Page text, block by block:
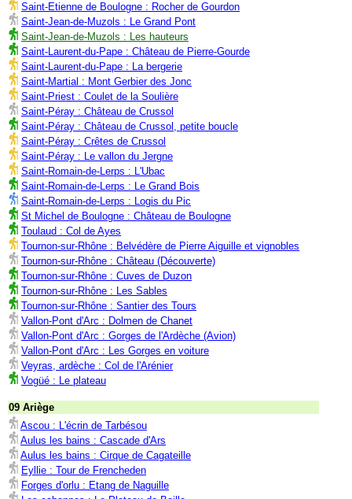
Saint-Etienne de Boulogne : Rocher de Gourdon
Saint-Jean-de-Muzols : Le Grand Pont
Saint-Jean-de-Muzols : Les hauteurs
Saint-Laurent-du-Pape : Château de Pierre-Gourde
Saint-Laurent-du-Pape : La bergerie
Saint-Martial : Mont Gerbier des Jonc
Saint-Priest : Coulet de la Soulière
Saint-Péray : Château de Crussol
Saint-Péray : Château de Crussol, petite boucle
Saint-Péray : Crêtes de Crussol
Saint-Péray : Le vallon du Jergne
Saint-Romain-de-Lerps : L'Ubac
Saint-Romain-de-Lerps : Le Grand Bois
Saint-Romain-de-Lerps : Logis du Pic
St Michel de Boulogne : Château de Boulogne
Toulaud : Col de Ayes
Tournon-sur-Rhône : Belvédère de Pierre Aiguille et vignobles
Tournon-sur-Rhône : Château (Découverte)
Tournon-sur-Rhône : Cuves de Duzon
Tournon-sur-Rhône : Les Sables
Tournon-sur-Rhône : Santier des Tours
Vallon-Pont d'Arc : Dolmen de Chanet
Vallon-Pont d'Arc : Gorges de l'Ardèche (Avion)
Vallon-Pont d'Arc : Les Gorges en voiture
Veyras, ardèche : Col de l'Arénier
Vogüé : Le plateau
09 Ariège
Ascou : L'écrin de Tarbésou
Aulus les bains : Cascade d'Ars
Aulus les bains : Cirque de Cagateille
Eyllie : Tour de Frencheden
Forges d'orlu : Etang de Naguille